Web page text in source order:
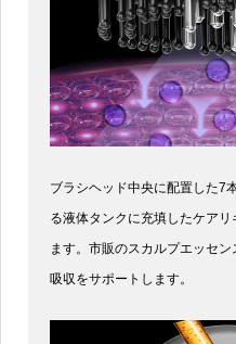
ブラシヘッド中央に配置した7
る液体タンクに充填したケア
ます。市販のスカルプエッセ
吸収をサポートします。